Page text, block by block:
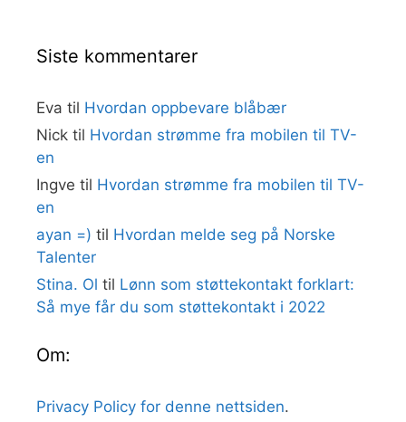
Siste kommentarer
Eva til Hvordan oppbevare blåbær
Nick til Hvordan strømme fra mobilen til TV-
en
Ingve til Hvordan strømme fra mobilen til TV-
en
ayan =) til Hvordan melde seg på Norske
Talenter
Stina. Ol til Lønn som støttekontakt forklart:
Så mye får du som støttekontakt i 2022
Om:
Privacy Policy for denne nettsiden.